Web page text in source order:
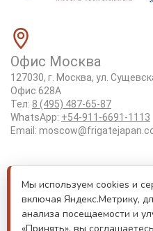
Офис Москва
127030, г. Москва, ул.
Офис 628А
Тел: 8 (495) 487-65-87
WhatsApp: +54-911-6691-1113
Email:
Положение об обработке
Лицензия Tottori #3-92
Реестровый номер
Мы используем cookies и
включая Яндекс.Метрику,
анализа посещаемости и